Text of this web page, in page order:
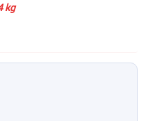
kg